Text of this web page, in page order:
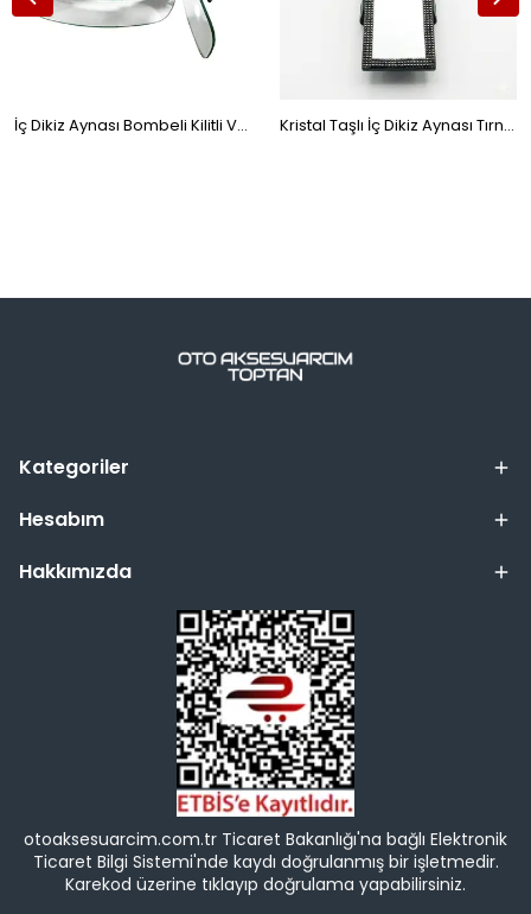
İç Dikiz Aynası Bombeli Kilitli Vantuzlu Ayna Kiva Cici 275x65mm 1501050 Kristal Taşlı İç Dikiz Aynası Tırnaklı Ayna 29,5x7cm Gümüş
Kategoriler
Hesabım
Hakkımızda
otoaksesuarcim.com.tr Ticaret Bakanlığı'na bağlı Elektronik
Ticaret Bilgi Sistemi'nde kaydı doğrulanmış bir işletmedir.
Karekod üzerine tıklayıp doğrulama yapabilirsiniz.